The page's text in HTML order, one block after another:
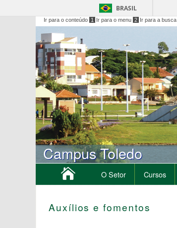
BRASIL
Ir para o conteúdo 1 Ir para o menu 2 Ir para a busca
Campus Toledo
O Setor Cursos
Auxílios e fomentos